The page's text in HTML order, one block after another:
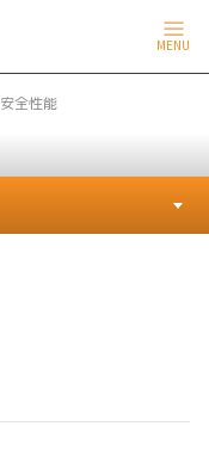
MENU
安全性能